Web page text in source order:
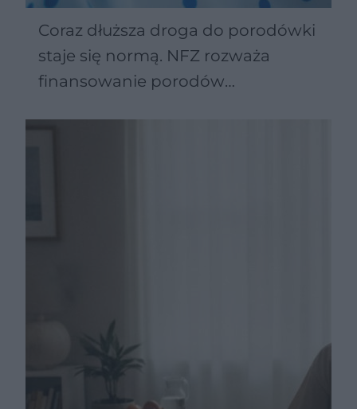
Coraz dłuższa droga do porodówki
staje się normą. NFZ rozważa
finansowanie porodów